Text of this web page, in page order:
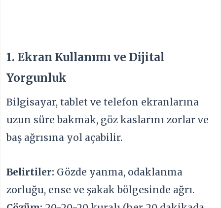
1. Ekran Kullanımı ve Dijital
Yorgunluk
Bilgisayar, tablet ve telefon ekranlarına
uzun süre bakmak, göz kaslarını zorlar ve
baş ağrısına yol açabilir.
Belirtiler: Gözde yanma, odaklanma
zorluğu, ense ve şakak bölgesinde ağrı.